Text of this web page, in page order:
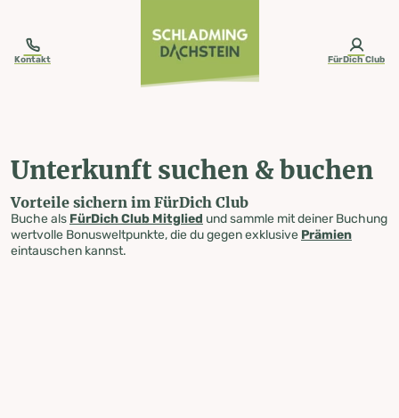
Kontakt FürDich Club
Unterkunft suchen & buchen
Vorteile sichern im FürDich Club
Buche als FürDich Club Mitglied und sammle mit deiner Buchung
wertvolle Bonusweltpunkte, die du gegen exklusive Prämien
eintauschen kannst.